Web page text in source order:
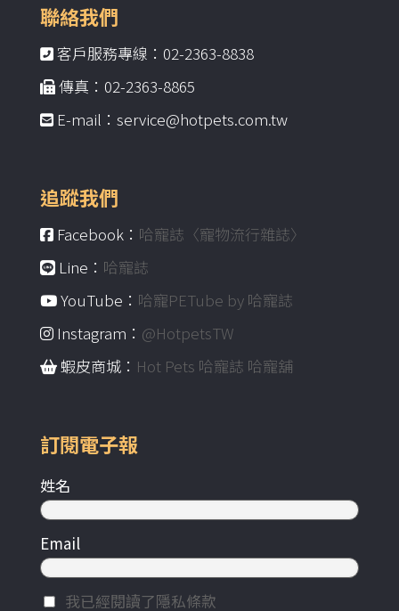
聯絡我們
客戶服務專線：02-2363-8838
傳真：02-2363-8865
E-mail：service@hotpets.com.tw
追蹤我們
Facebook： 哈寵誌〈寵物流行雜誌〉
Line： 哈寵誌
YouTube： 哈寵PETube by 哈寵誌
Instagram： @HotpetsTW
蝦皮商城： Hot Pets 哈寵誌 哈寵舖
訂閱電子報
姓名
Email
我已經閱讀了隱私條款